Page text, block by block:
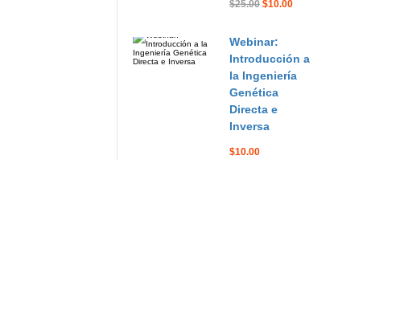
$25.00 $10.00
Webinar:
Introducción a
la Ingeniería
Genética
Directa e
Inversa
$10.00